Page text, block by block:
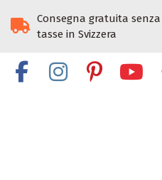
Consegna gratuita senza
tasse in Svizzera